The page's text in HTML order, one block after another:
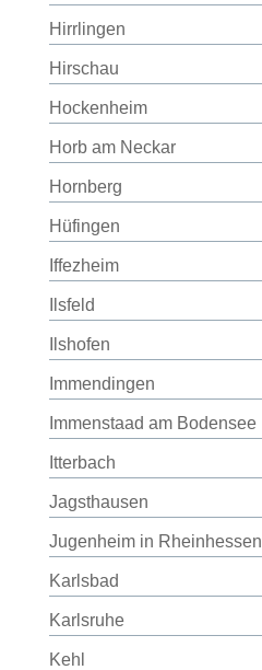
Hirrlingen
Hirschau
Hockenheim
Horb am Neckar
Hornberg
Hüfingen
Iffezheim
Ilsfeld
Ilshofen
Immendingen
Immenstaad am Bodensee
Itterbach
Jagsthausen
Jugenheim in Rheinhessen
Karlsbad
Karlsruhe
Kehl